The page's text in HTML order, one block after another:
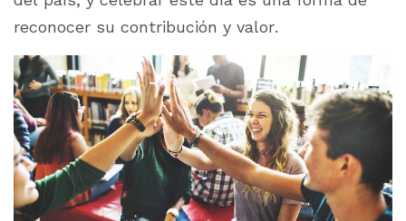
reconocer su contribución y valor.